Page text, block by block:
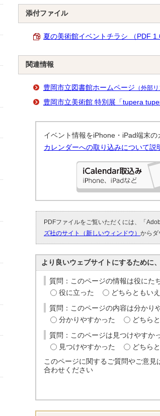
添付ファイル
夏の美術館イベントチラシ （PDF
関連情報
豊岡市立図書館ホームページ （外部リ
豊岡市立美術館 特別展「tupera
イベント情報をiPhone・iPad端末の
カレンダーへの取り込みについて説
PDFファイルをご覧いただくには、「
ズ社のサイト（新しいウィンドウ） からダ
より良いウェブサイトにするために
質問：このページの情報は役にた
役に立った
どちらともい
質問：このページの内容は分かり
分かりやすかった
どちら
質問：このページは見つけやすか
見つけやすかった
どちら
このページに関するご質問やご意
合わせください